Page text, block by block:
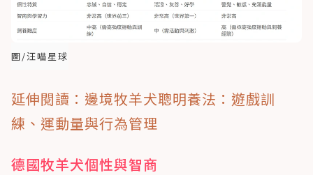
圖/汪喵星球
延伸閱讀：邊境牧羊犬聰明養法：遊戲訓
練、運動量與行為管理
德國牧羊犬個性與智商